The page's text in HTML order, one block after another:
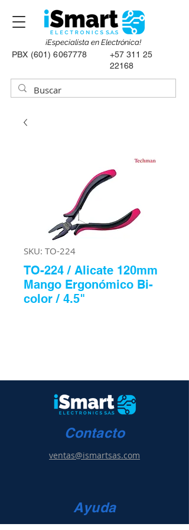
PBX (601) 6067778
+57 311 25
22168
¡Especialista en Electrónica!
SKU: TO-224
TO-224 / Alicate 120mm
Mango Ergonómico Bi-
color / 4.5"
Contacto
ventas@ismartsas.com
Ayuda